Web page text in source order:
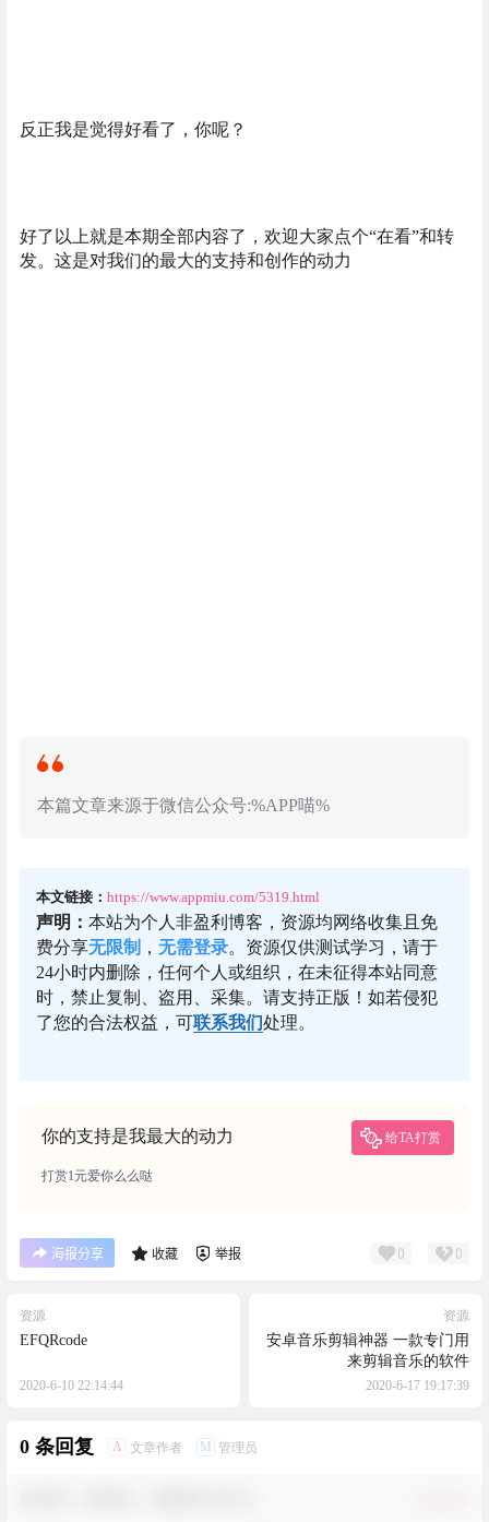
反正我是觉得好看了，你呢？
好了以上就是本期全部内容了，欢迎大家点个“在看”和转
发。这是对我们的最大的支持和创作的动力
本篇文章来源于微信公众号:%APP喵%
本文链接： https://www.appmiu.com/5319.html
声明： 本站为个人非盈利博客，资源均网络收集且免
费分享无限制 ， 无需登录。资源仅供测试学习，请于
24小时内删除，任何个人或组织，在未征得本站同意
时，禁止复制、盗用、采集。请支持正版！如若侵犯
了您的合法权益，可联系我们处理。
你的支持是我最大的动力 给TA打赏
打赏1元爱你么么哒
海报分享 收藏 举报 0 0
资源
EFQRcode
2020-6-10 22:14:44
资源
安卓音乐剪辑神器 一款专门用
来剪辑音乐的软件
2020-6-17 19:17:39
0 条回复 A 文章作者 M 管理员